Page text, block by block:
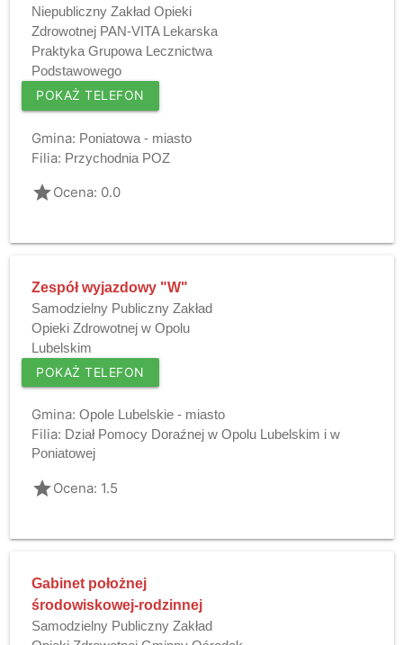
Niepubliczny Zakład Opieki
Zdrowotnej PAN-VITA Lekarska
Praktyka Grupowa Lecznictwa
Podstawowego
POKAŻ TELEFON
Gmina: Poniatowa - miasto
Filia: Przychodnia POZ
gradeOcena: 0.0
Zespół wyjazdowy "W"
Samodzielny Publiczny Zakład
Opieki Zdrowotnej w Opolu
Lubelskim
POKAŻ TELEFON
Gmina: Opole Lubelskie - miasto
Filia: Dział Pomocy Doraźnej w Opolu Lubelskim i w
Poniatowej
gradeOcena: 1.5
Gabinet położnej
środowiskowej-rodzinnej
Samodzielny Publiczny Zakład